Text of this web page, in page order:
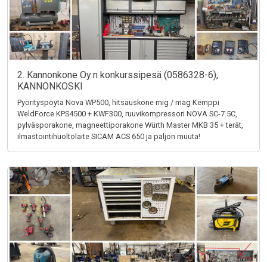
2. Kannonkone Oy:n konkurssipesä (0586328-6),
KANNONKOSKI
Pyörityspöytä Nova WP500, hitsauskone mig / mag Kemppi
WeldForce KPS4500 + KWF300, ruuvikompressori NOVA SC-7.5C,
pylväsporakone, magneettiporakone Würth Master MKB 35 + terät,
ilmastointihuoltolaite SICAM ACS 650 ja paljon muuta!